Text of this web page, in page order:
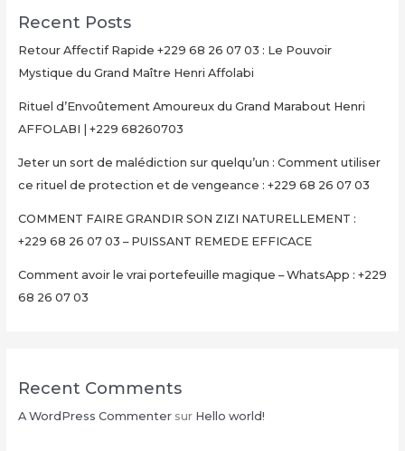
Recent Posts
Retour Affectif Rapide +229 68 26 07 03 : Le Pouvoir
Mystique du Grand Maître Henri Affolabi
Rituel d’Envoûtement Amoureux du Grand Marabout Henri
AFFOLABI | +229 68260703
Jeter un sort de malédiction sur quelqu’un : Comment utiliser
ce rituel de protection et de vengeance : +229 68 26 07 03
COMMENT FAIRE GRANDIR SON ZIZI NATURELLEMENT :
+229 68 26 07 03 – PUISSANT REMEDE EFFICACE
Comment avoir le vrai portefeuille magique – WhatsApp : +229
68 26 07 03
Recent Comments
A WordPress Commentersur Hello world!